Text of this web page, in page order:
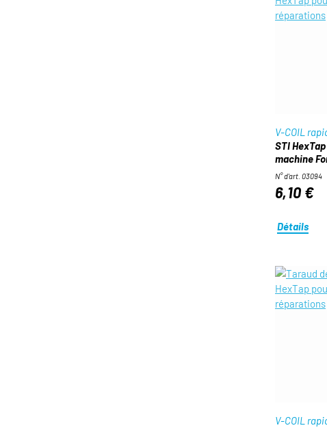
V-COIL
STI
machine
N° d'art. 03094
6,10 €
Détails
V-COIL